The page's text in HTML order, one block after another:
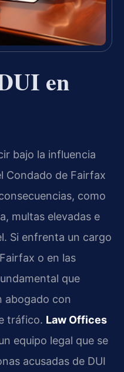
en
bajo la influencia
Condado de Fairfax
como
multas elevadas e
Si enfrenta un cargo
o en las
que
abogado con
tráfico. Law Offices
equipo legal que se
acusadas de DUI